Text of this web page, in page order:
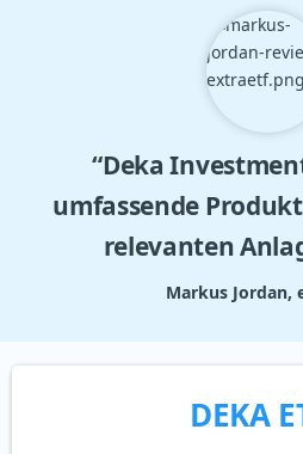
“Deka
umfassende
relevanten
Markus Jordan,
DEKA